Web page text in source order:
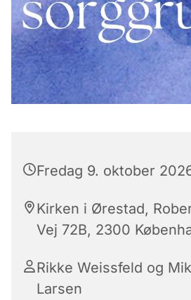
Fredag 9. oktober
Kirken i Ørestad,
Vej 72B, 2300
Rikke Weissfeld og
Larsen